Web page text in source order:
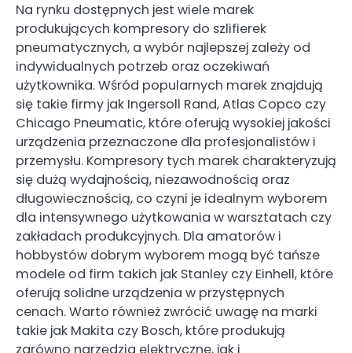
Na rynku dostępnych jest wiele marek
produkujących kompresory do szlifierek
pneumatycznych, a wybór najlepszej zależy od
indywidualnych potrzeb oraz oczekiwań
użytkownika. Wśród popularnych marek znajdują
się takie firmy jak Ingersoll Rand, Atlas Copco czy
Chicago Pneumatic, które oferują wysokiej jakości
urządzenia przeznaczone dla profesjonalistów i
przemysłu. Kompresory tych marek charakteryzują
się dużą wydajnością, niezawodnością oraz
długowiecznością, co czyni je idealnym wyborem
dla intensywnego użytkowania w warsztatach czy
zakładach produkcyjnych. Dla amatorów i
hobbystów dobrym wyborem mogą być tańsze
modele od firm takich jak Stanley czy Einhell, które
oferują solidne urządzenia w przystępnych
cenach. Warto również zwrócić uwagę na marki
takie jak Makita czy Bosch, które produkują